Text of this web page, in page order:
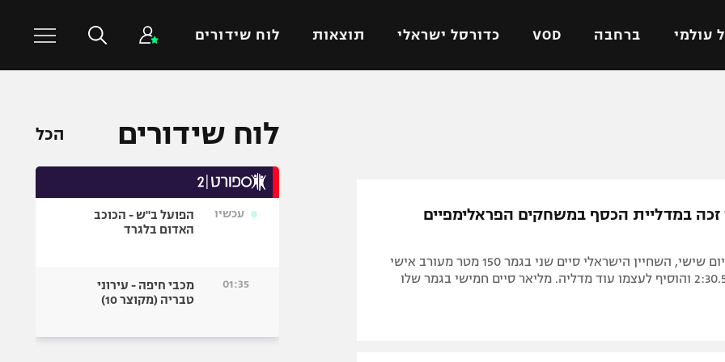
עולמי ברחבה VOD כדורסל ישראלי תוצאות לוח שידורים
ישראל
ליגה גרמנית
ליגה איטלקית
הפועל ירושלים
כדורסל עולמי
כדוריד
כדורעף
שחייה
ספורט אולימפי
זכה במדליית הכסף במשחקים הפראלימפיים
אחרי הזהב ביום שישי, השחיין הישראלי סיים שני בגמר 150 מטר מעורב אישי
לוח שידורים הכל
עכשיו
הפועל ב"ש - הכוכב
האדום בלגרד
01:35
מכבי חיפה - עירוני
טבריה (מקוצר 10)